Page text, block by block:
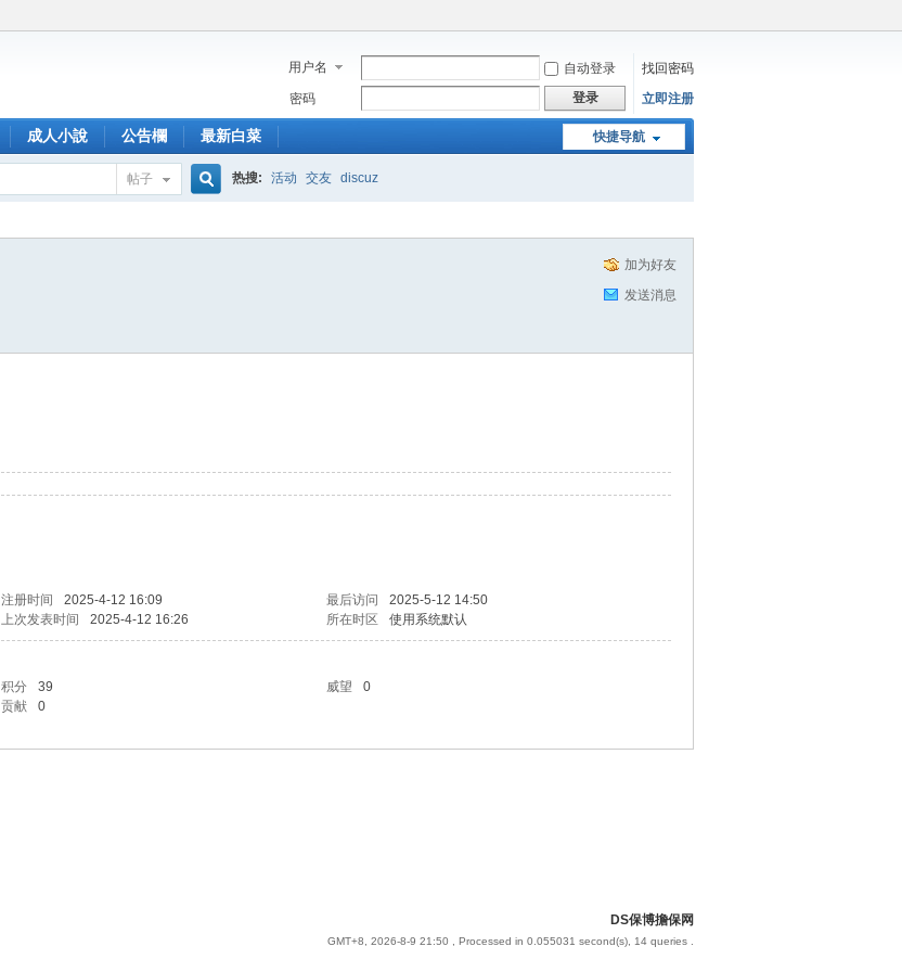
用户名 自动登录
找回密码
密码
登录 立即注册
快捷导航
成人小說 公告欄 最新白菜
帖子 热搜: 活动 交友 discuz
加为好友
发送消息
注册时间 2025-4-12 16:09 最后访问
2025-5-12 14:50
上次发表时间 2025-4-12 16:26 所在时区 使用系统默认
积分 39 威望
0
贡献 0
DS保博擔保网
GMT+8, 2026-8-9 21:50 , Processed in 0.055031 second(s), 14 queries .